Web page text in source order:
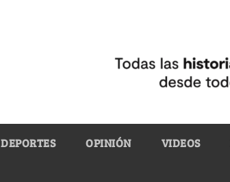
DEPORTES OPINIÓN VIDEOS